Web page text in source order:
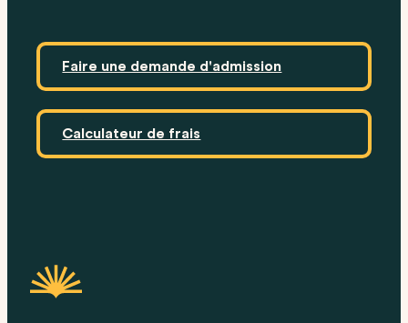
Faire une demande d'admission
Calculateur de frais